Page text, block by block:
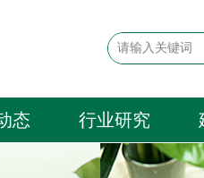
态 行业研究